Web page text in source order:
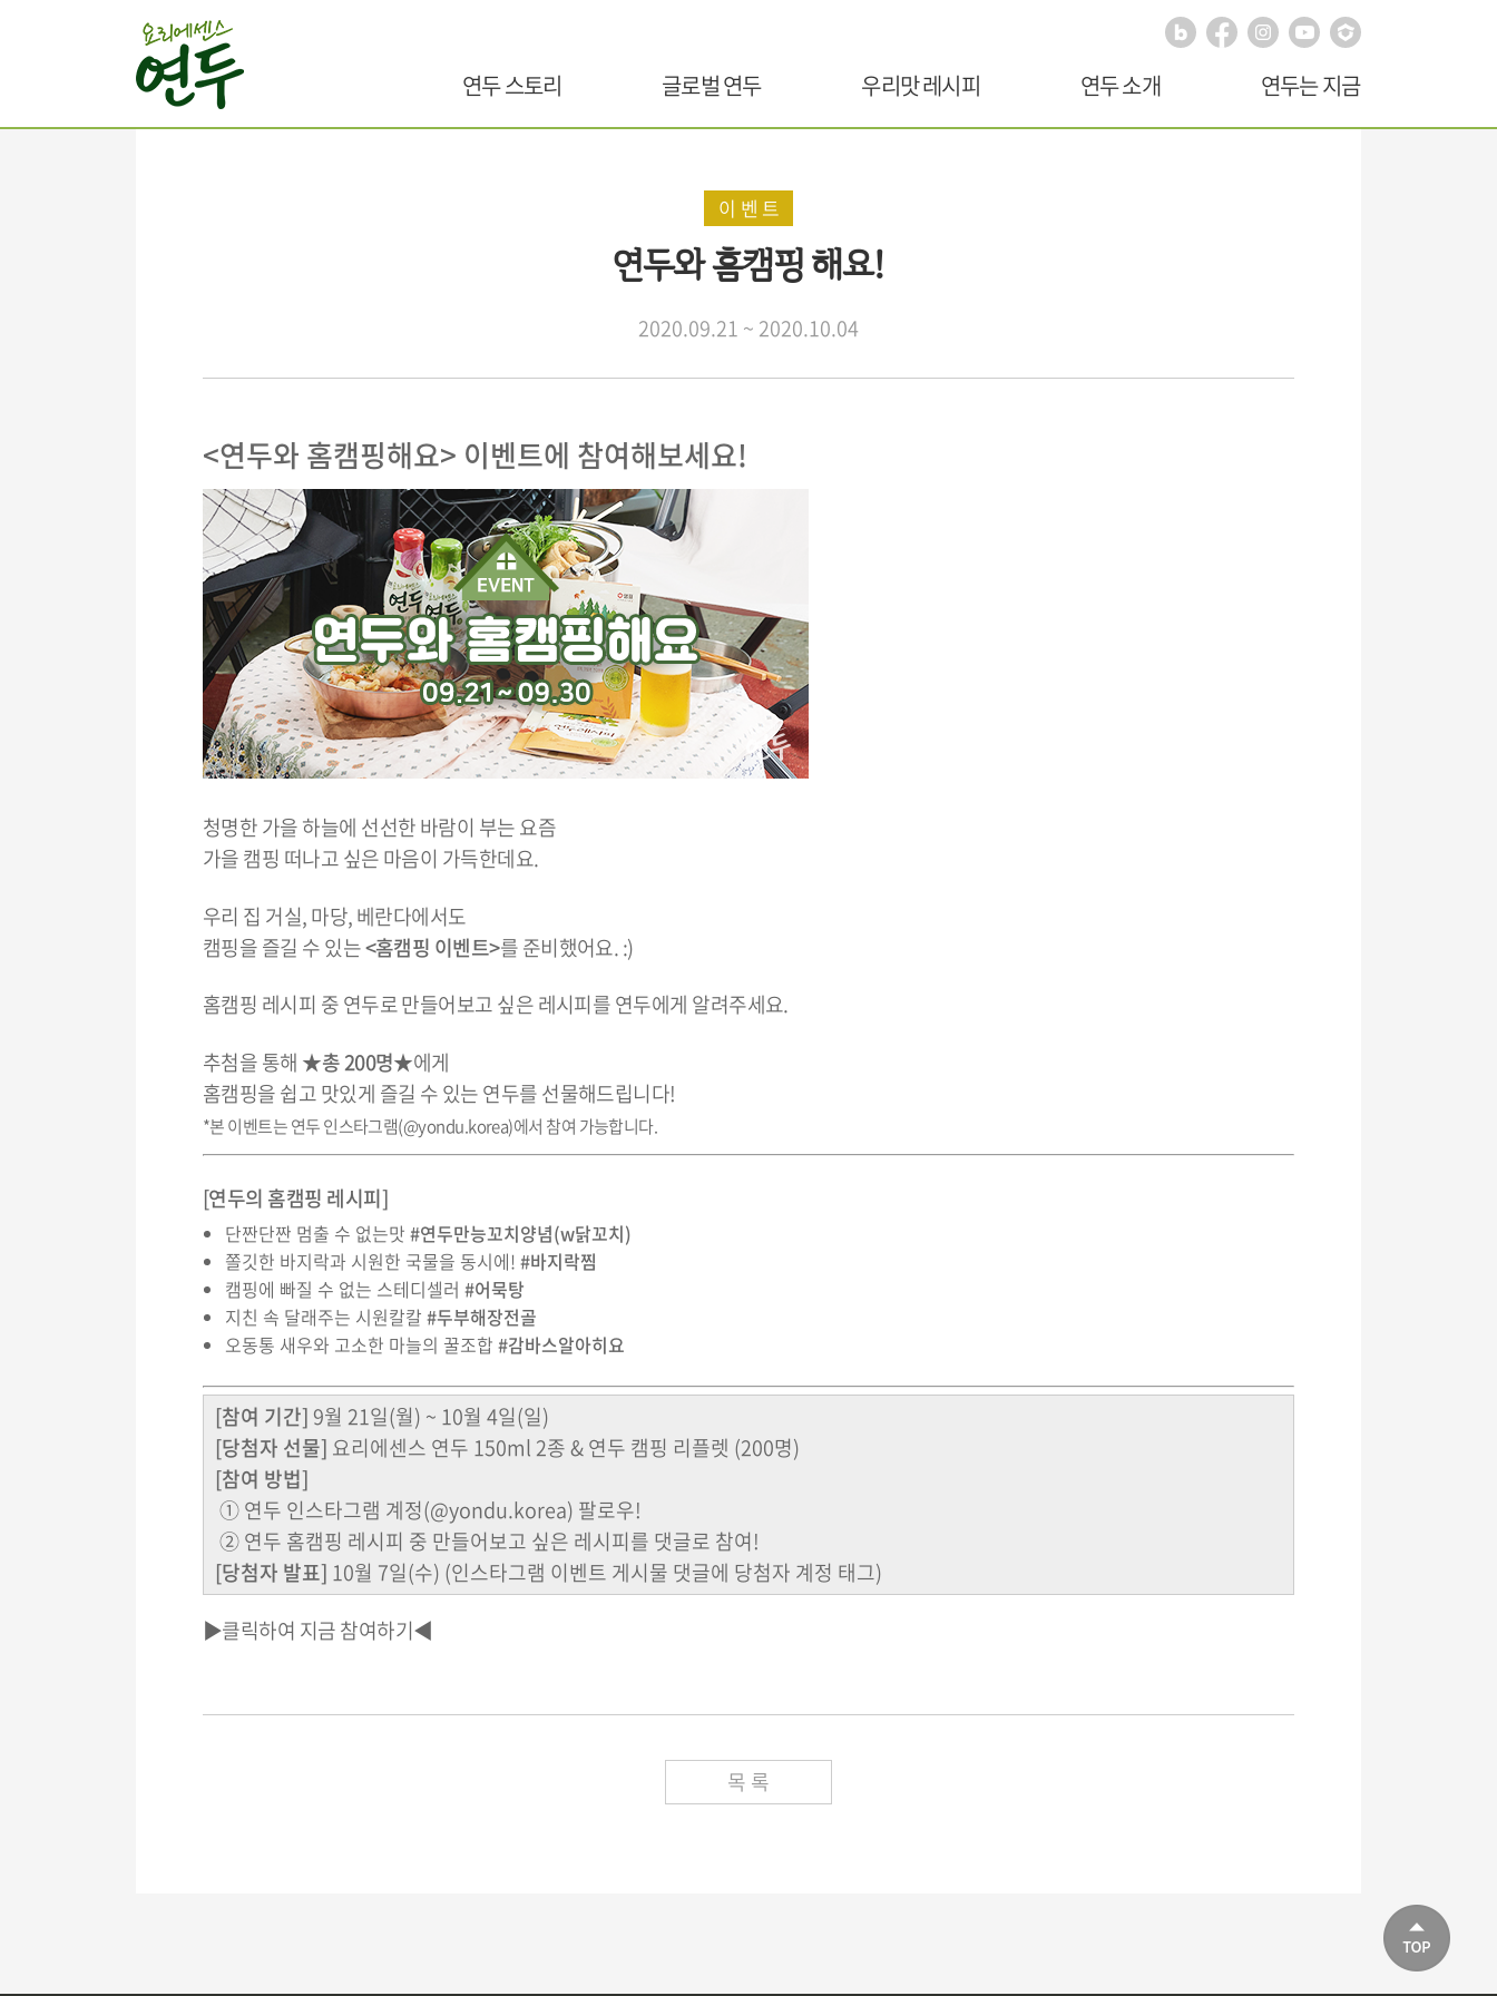
연두 스토리 글로벌 연두 우리맛 레시피 연두 소개 연두는 지금
이벤트
연두와 홈캠핑 해요!
2020.09.21 ~ 2020.10.04
<연두와 홈캠핑해요> 이벤트에 참여해보세요!
청명한 가을 하늘에 선선한 바람이 부는 요즘
가을 캠핑 떠나고 싶은 마음이 가득한데요.
우리 집 거실, 마당, 베란다에서도
캠핑을 즐길 수 있는<홈캠핑 이벤트>를 준비했어요. :)
홈캠핑 레시피 중 연두로 만들어보고 싶은 레시피를 연두에게 알려주세요.
추첨을 통해 ★총 200명★에게
홈캠핑을 쉽고 맛있게 즐길 수 있는 연두를 선물해드립니다!
*본 이벤트는 연두 인스타그램(@yondu.korea)에서 참여 가능합니다.
[연두의 홈캠핑 레시피]
단짠단짠 멈출 수 없는맛 #연두만능꼬치양념(w닭꼬치)
쫄깃한 바지락과 시원한 국물을 동시에! #바지락찜
캠핑에 빠질 수 없는 스테디셀러 #어묵탕
지친 속 달래주는 시원칼칼 #두부해장전골
오동통 새우와 고소한 마늘의 꿀조합 #감바스알아히요
[참여 기간] 9월 21일(월) ~ 10월 4일(일)
[당첨자 선물] 요리에센스 연두 150ml 2종 & 연두 캠핑 리플렛 (200명)
[참여 방법]
① 연두 인스타그램 계정(@yondu.korea) 팔로우!
② 연두 홈캠핑 레시피 중 만들어보고 싶은 레시피를 댓글로 참여!
[당첨자 발표] 10월 7일(수) (인스타그램 이벤트 게시물 댓글에 당첨자 계정 태그)
▶클릭하여 지금 참여하기◀
목 록